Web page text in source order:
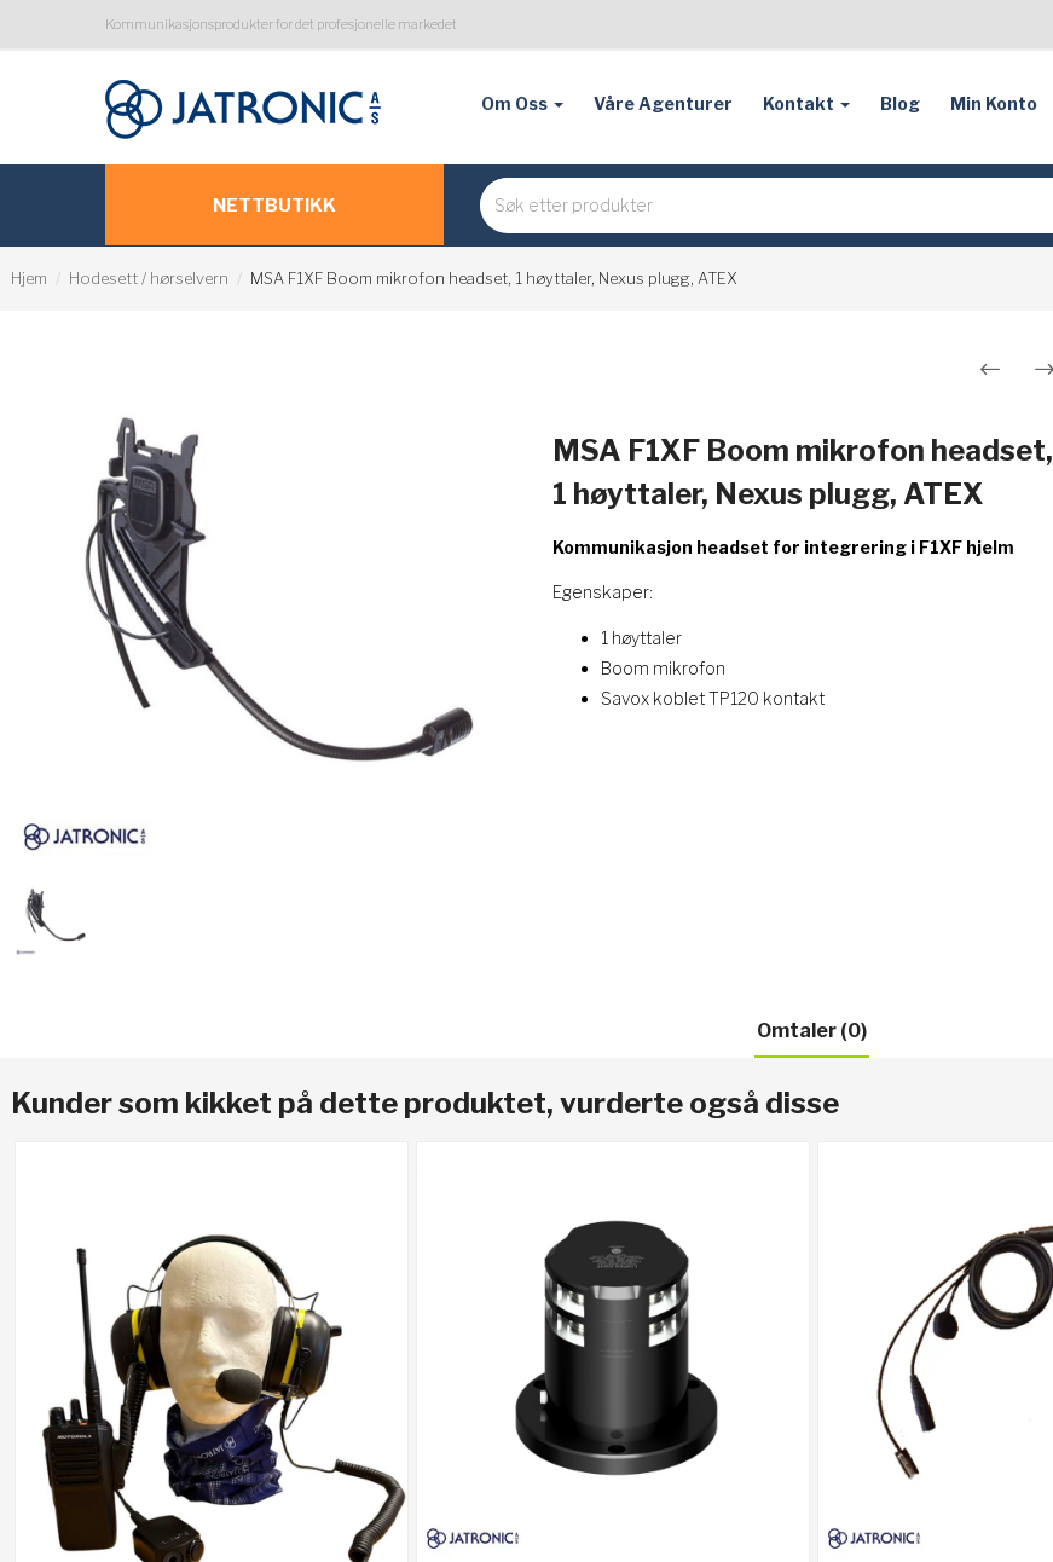
Kommunikasjonsprodukter for det profesjonelle markedet
Om Oss Våre Agenturer Kontakt Blog Min Konto
NETTBUTIKK
Hjem Hodesett / hørselvern MSA F1XF Boom mikrofon headset, 1 høyttaler, Nexus plugg, ATEX
MSA F1XF Boom mikrofon headset,
1 høyttaler, Nexus plugg, ATEX
Kommunikasjon headset for integrering i F1XF hjelm
Egenskaper:
1 høyttaler
Boom mikrofon
Savox koblet TP120 kontakt
Omtaler (0)
Kunder som kikket på dette produktet, vurderte også disse